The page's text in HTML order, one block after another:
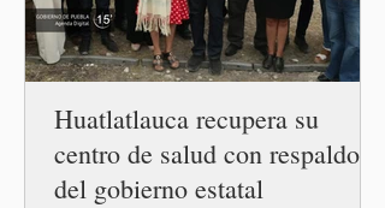
el país únicamente se han
confirmado 33 casos de esta
enferme
Huatlatlauca recupera su
centro de salud con respaldo
del gobierno estatal